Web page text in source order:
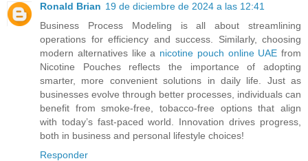
Ronald Brian 19 de diciembre de 2024 a las 12:41
Business Process Modeling is all about streamlining
operations for efficiency and success. Similarly, choosing
modern alternatives like a nicotine pouch online UAE from
Nicotine Pouches reflects the importance of adopting
smarter, more convenient solutions in daily life. Just as
businesses evolve through better processes, individuals can
benefit from smoke-free, tobacco-free options that align
with today’s fast-paced world. Innovation drives progress,
both in business and personal lifestyle choices!
Responder